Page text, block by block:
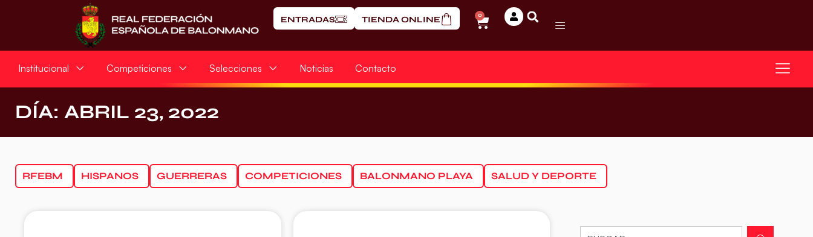
ENTRADAS TIENDA ONLINE 0
Institucional Competiciones Selecciones Noticias Contacto
DÍA: ABRIL 23, 2022
RFEBM HISPANOS GUERRERAS COMPETICIONES BALONMANO PLAYA SALUD Y DEPORTE